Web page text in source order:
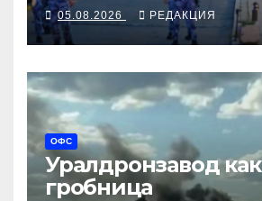
05.08.2026 РЕДАКЦИЯ
ОФС
Уралдронзавод как
гробница